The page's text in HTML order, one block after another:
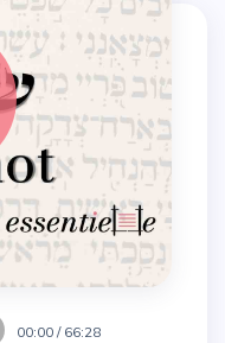
00:00 / 66:28